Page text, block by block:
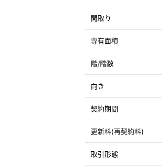
間取り
専有面積
階/階数
向き
契約期間
更新料(再契約料)
取引形態